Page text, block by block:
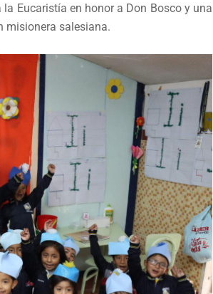
Eucaristía en honor a Don Bosco y una
misionera salesiana.